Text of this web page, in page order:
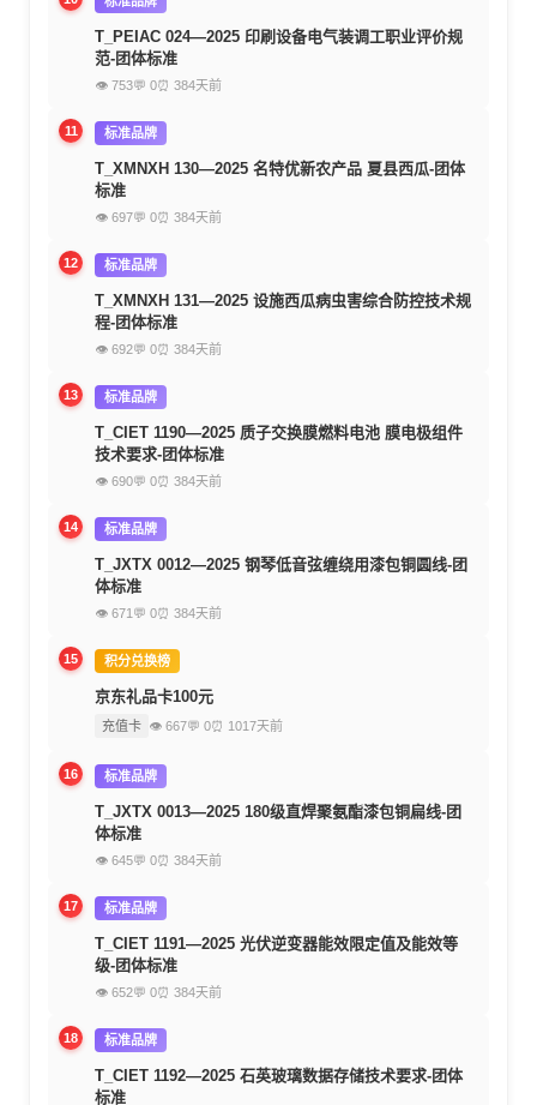
T_PEIAC 024—2025 印刷设备电气装调工职业评价规
范-团体标准
👁 753💬 0⏰ 384天前
11 标准品牌
T_XMNXH 130—2025 名特优新农产品 夏县西瓜-团体
标准
👁 697💬 0⏰ 384天前
12 标准品牌
T_XMNXH 131—2025 设施西瓜病虫害综合防控技术规
程-团体标准
👁 692💬 0⏰ 384天前
13 标准品牌
T_CIET 1190—2025 质子交换膜燃料电池 膜电极组件
技术要求-团体标准
👁 690💬 0⏰ 384天前
14 标准品牌
T_JXTX 0012—2025 钢琴低音弦缠绕用漆包铜圆线-团
体标准
👁 671 💬 0⏰ 384天前
15 积分兑换榜
京东礼品卡100元
充值卡 👁 667💬 0⏰ 1017天前
16 标准品牌
T_JXTX 0013—2025 180级直焊聚氨酯漆包铜扁线-团
体标准
👁 645💬 0⏰ 384天前
17 标准品牌
T_CIET 1191—2025 光伏逆变器能效限定值及能效等
级-团体标准
👁 652💬 0⏰ 384天前
18 标准品牌
T_CIET 1192—2025 石英玻璃数据存储技术要求-团体
标准